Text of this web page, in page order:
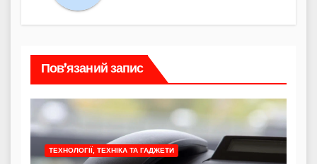
Пов’язаний запис
ТЕХНОЛОГІЇ, ТЕХНІКА ТА ГАДЖЕТИ